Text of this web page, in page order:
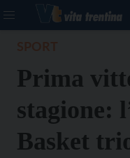
Prima
stagione:
Basket